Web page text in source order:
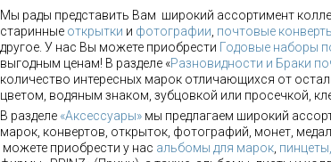
Мы рады представить Вам широкий ассортимент
старинные открытки и фотографии почтовые
другое. У нас Вы можете приобрести Годовые наборы
выгодным ценам! В разделе «Разновидности и Браки
количество интересных марок отличающихся от
цветом, водяным знаком, зубцовкой или просечкой,
В разделе «Аксессуары» мы предлагаем широкий
марок, конвертов, открыток, фотографий, монет,
можете приобрести у нас альбомы для марок